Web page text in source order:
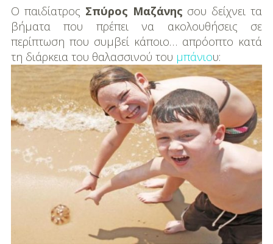
Παιδικό Δωμάτιο
Deco
DIY
Διατροφή-Συνταγές
Συνταγές
Συμβουλές
Διατροφής
Υγεία – Ψυχολογία
Ο παιδίατρος Σπύρος Μαζάνης σου δείχνει τα
βήματα που πρέπει να ακολουθήσεις σε
περίπτωση που συμβεί κάποιο… απρόοπτο κατά
τη διάρκεια του θαλασσινού του μπάνιου: